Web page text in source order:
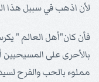
لأن اذهب في سبيل هذا
فأن كان"أهل العالم "
بالأحرى على المسيحيين
مملوء بالحب والفرح